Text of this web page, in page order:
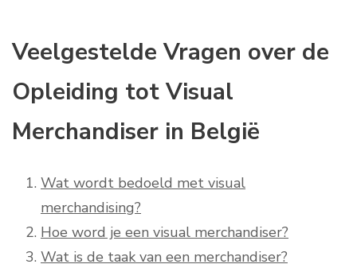
Veelgestelde Vragen over de
Opleiding tot Visual
Merchandiser in België
Wat wordt bedoeld met visual
merchandising?
Hoe word je een visual merchandiser?
Wat is de taak van een merchandiser?